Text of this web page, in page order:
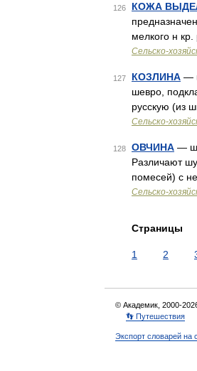
126 КОЖА
мелкого н кр.
Сельско-
127 КОЗЛИНА —
шевро,
русскую (из
Сельско-
128 ОВЧИНА —
Различают
помесей) с
Сельско-
Страницы
1 2
© Академик, 2000-
👣 Путешествия
Экспорт словарей на